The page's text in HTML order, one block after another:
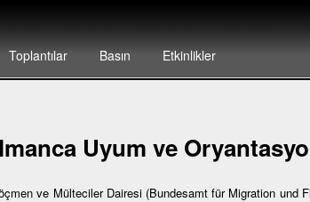
Toplantılar Basın Etkinlikler
Uyum ve
ve Mülteciler Dairesi (Bundesamt für Migration und